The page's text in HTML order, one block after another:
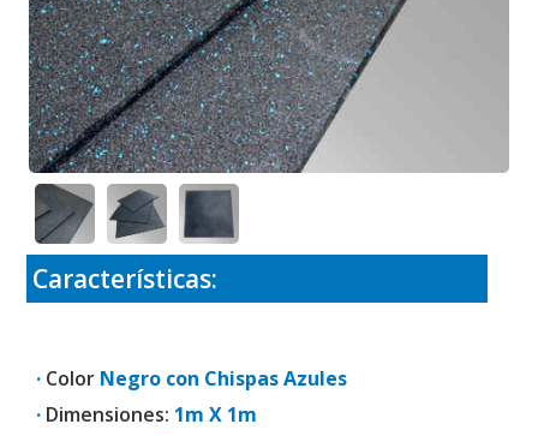
Características:
· Color Negro con Chispas Azules
· Dimensiones: 1m X 1m